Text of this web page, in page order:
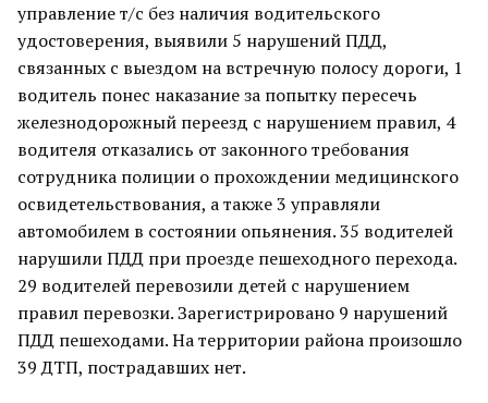
управление т/с без наличия водительского
удостоверения, выявили 5 нарушений ПДД,
связанных с выездом на встречную полосу дороги, 1
водитель понес наказание за попытку пересечь
железнодорожный переезд с нарушением правил, 4
водителя отказались от законного требования
сотрудника полиции о прохождении медицинского
освидетельствования, а также 3 управляли
автомобилем в состоянии опьянения. 35 водителей
нарушили ПДД при проезде пешеходного перехода.
29 водителей перевозили детей с нарушением
правил перевозки. Зарегистрировано 9 нарушений
ПДД пешеходами. На территории района произошло
39 ДТП, пострадавших нет.